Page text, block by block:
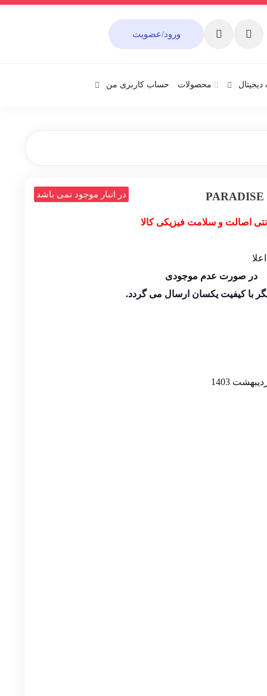
ورود/عضویت
محصولات حساب کاربری من
اصالت و سلامت فیزیکی کالا
در صورت عدم موجودی
با کیفیت یکسان ارسال می گردد.
در انبار موجود نمی باشد